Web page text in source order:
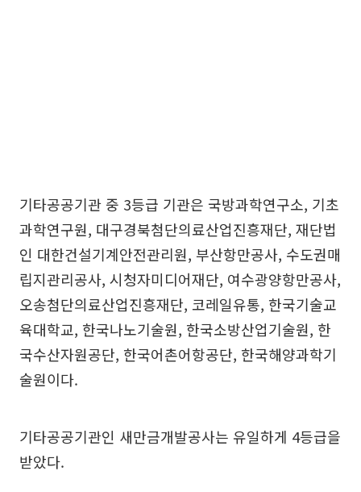
기타공공기관 중 3등급 기관은 국방과학연구소, 기초
과학연구원, 대구경북첨단의료산업진흥재단, 재단법
인 대한건설기계안전관리원, 부산항만공사, 수도권매
립지관리공사, 시청자미디어재단, 여수광양항만공사,
오송첨단의료산업진흥재단, 코레일유통, 한국기술교
육대학교, 한국나노기술원, 한국소방산업기술원, 한
국수산자원공단, 한국어촌어항공단, 한국해양과학기
술원이다.
기타공공기관인 새만금개발공사는 유일하게 4등급을
받았다.